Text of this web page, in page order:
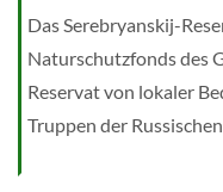
Das Serebryanskij-
Naturschutzfonds des
Reservat von lokaler
Truppen der